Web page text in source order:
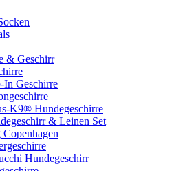
& Geschirr
In Geschirre
K9® Hundegeschirre
& Leinen Set
Hundegeschirr